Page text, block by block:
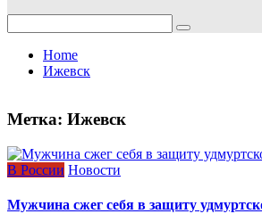
for:
Home
Ижевск
Метка: Ижевск
В России Новости
Мужчина сжег себя в защиту